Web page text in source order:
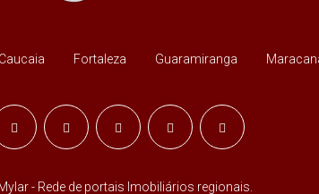
Caucaia Fortaleza Guaramiranga
- Rede de portais Imobiliários regionais.